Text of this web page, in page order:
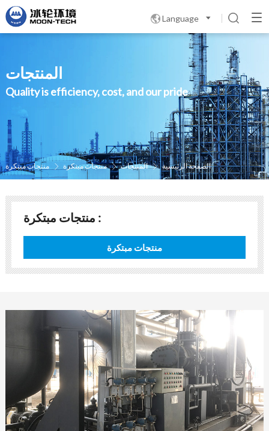
Language 
المنتجات
Quality is efficiency, cost, and our pride
الصفحة الرئيسية  المنتجات  منتجات مبتكرة  منتجات مبتكرة
منتجات مبتكرة :
منتجات مبتكرة